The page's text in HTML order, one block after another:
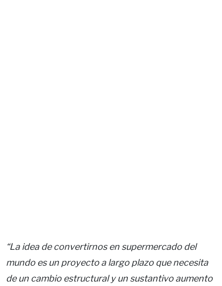
“La idea de convertirnos en supermercado del
mundo es un proyecto a largo plazo que necesita
de un cambio estructural y un sustantivo aumento